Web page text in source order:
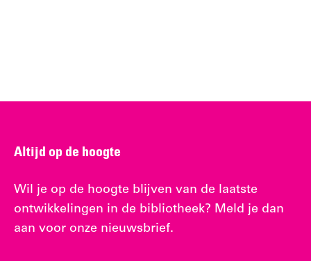
Altijd op de hoogte
Wil je op de hoogte blijven van de laatste
ontwikkelingen in de bibliotheek? Meld je dan
aan voor onze nieuwsbrief.